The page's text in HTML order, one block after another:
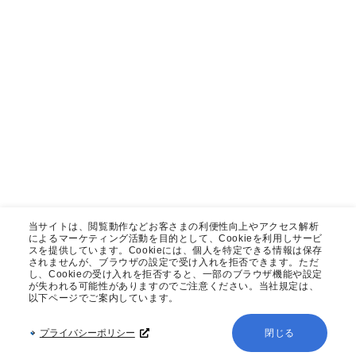
当サイトは、閲覧動作などお客さまの利便性向上やアクセス解析
によるマーケティング活動を目的として、Cookieを利用しサービ
スを提供しています。Cookieには、個人を特定できる情報は保存
されませんが、ブラウザの設定で受け入れを拒否できます。ただ
し、Cookieの受け入れを拒否すると、一部のブラウザ機能や設定
が失われる可能性がありますのでご注意ください。当社規定は、
以下ページでご案内しています。
プライバシーポリシー 閉じる